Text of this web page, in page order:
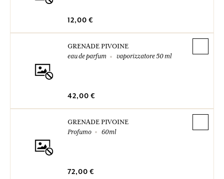
12,00 €
GRENADE PIVOINE
eau de parfum
vaporizzatore 50 ml
42,00 €
GRENADE PIVOINE
Profumo
60ml
72,00 €